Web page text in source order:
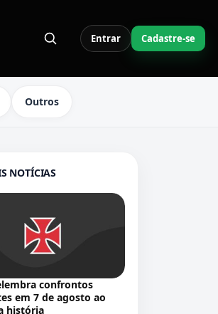
Entrar Cadastre-se
Outros
NOTÍCIAS
confrontos
em 7 de agosto ao
história